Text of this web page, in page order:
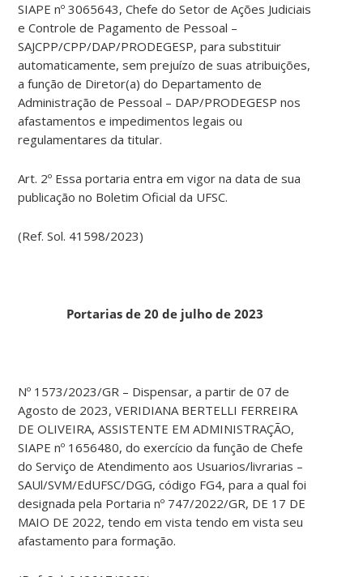
SIAPE nº 3065643, Chefe do Setor de Ações Judiciais
e Controle de Pagamento de Pessoal –
SAJCPP/CPP/DAP/PRODEGESP, para substituir
automaticamente, sem prejuízo de suas atribuições,
a função de Diretor(a) do Departamento de
Administração de Pessoal – DAP/PRODEGESP nos
afastamentos e impedimentos legais ou
regulamentares da titular.
Art. 2º Essa portaria entra em vigor na data de sua
publicação no Boletim Oficial da UFSC.
(Ref. Sol. 41598/2023)
Portarias de 20 de julho de 2023
Nº 1573/2023/GR – Dispensar, a partir de 07 de
Agosto de 2023, VERIDIANA BERTELLI FERREIRA
DE OLIVEIRA, ASSISTENTE EM ADMINISTRAÇÃO,
SIAPE nº 1656480, do exercício da função de Chefe
do Serviço de Atendimento aos Usuarios/livrarias –
SAUl/SVM/EdUFSC/DGG, código FG4, para a qual foi
designada pela Portaria nº 747/2022/GR, DE 17 DE
MAIO DE 2022, tendo em vista tendo em vista seu
afastamento para formação.